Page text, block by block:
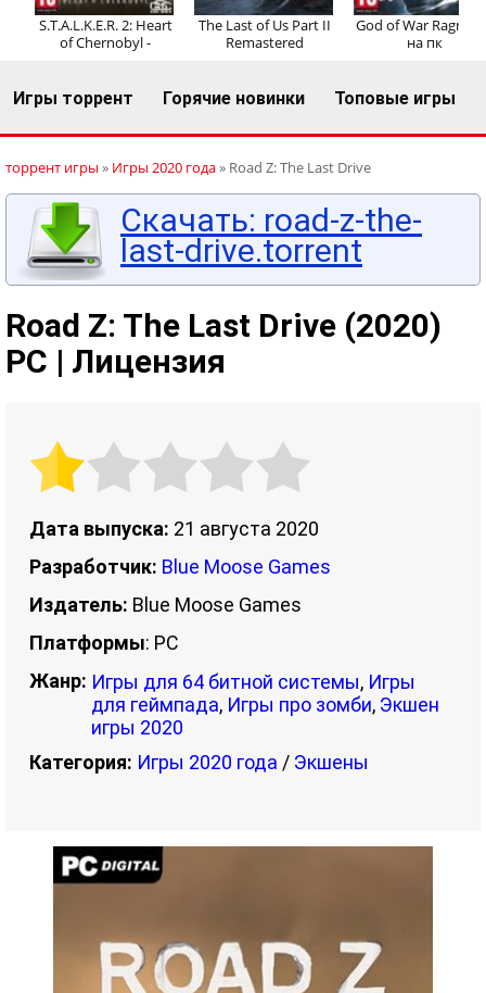
S.T.A.L.K.E.R. 2: Heart
of Chernobyl -
The Last of Us Part II
Remastered
God of War
на пк
Игры торрент Горячие новинки Топовые игры
торрент игры » Игры 2020 года» Road Z: The Last Drive
Скачать: road-z-the-
last-drive.torrent
Road Z: The Last Drive (2020)
PC | Лицензия
Дата выпуска: 21 августа 2020
Разработчик: Blue Moose Games
Издатель: Blue Moose Games
Платформы: PC
Жанр: Игры для 64 битной системы, Игры
для геймпада, Игры про зомби, Экшен
игры 2020
Категория: Игры 2020 года / Экшены